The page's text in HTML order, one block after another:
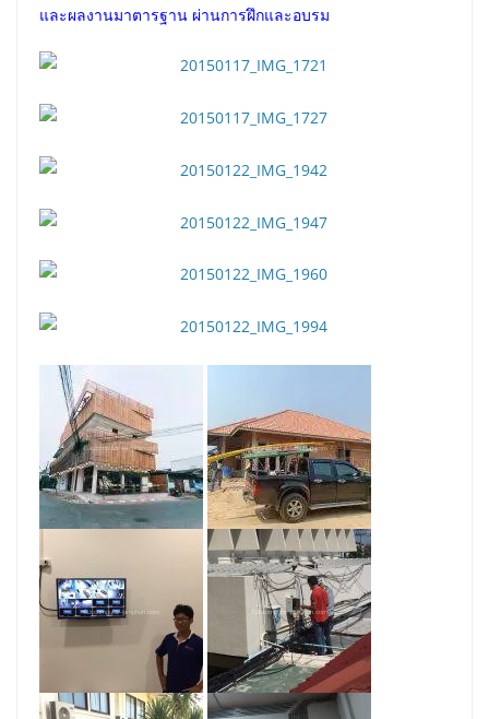
และผลงานมาตารฐาน ผ่านการฝึกและอบรม